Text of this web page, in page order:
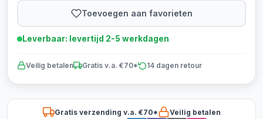
Toevoegen aan favorieten
Leverbaar: levertijd 2-5 werkdagen
Veilig betalen Gratis v.a. €70* 14 dagen retour
Gratis verzending v.a. €70*
Veilig betalen